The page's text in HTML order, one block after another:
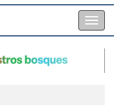
Toggle
navigation